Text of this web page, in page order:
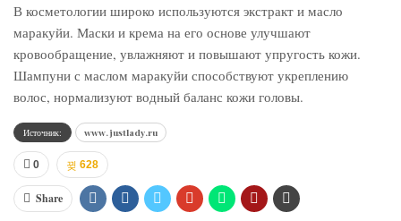
В косметологии широко используются экстракт и масло
маракуйи. Маски и крема на его основе улучшают
кровообращение, увлажняют и повышают упругость кожи.
Шампуни с маслом маракуйи способствуют укреплению
волос, нормализуют водный баланс кожи головы.
Источник: www.justlady.ru
0 628
Share